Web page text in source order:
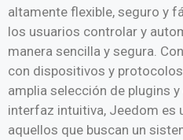
altamente flexible, seguro y
los usuarios controlar y
manera sencilla y segura.
con dispositivos y
amplia selección de plugins
interfaz intuitiva, Jeedom es
aquellos que buscan un